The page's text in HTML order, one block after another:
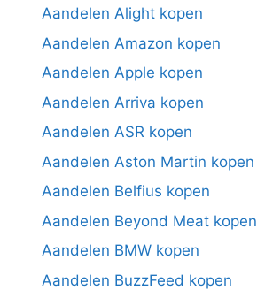
Aandelen Alight kopen
Aandelen Amazon kopen
Aandelen Apple kopen
Aandelen Arriva kopen
Aandelen ASR kopen
Aandelen Aston Martin kopen
Aandelen Belfius kopen
Aandelen Beyond Meat kopen
Aandelen BMW kopen
Aandelen BuzzFeed kopen